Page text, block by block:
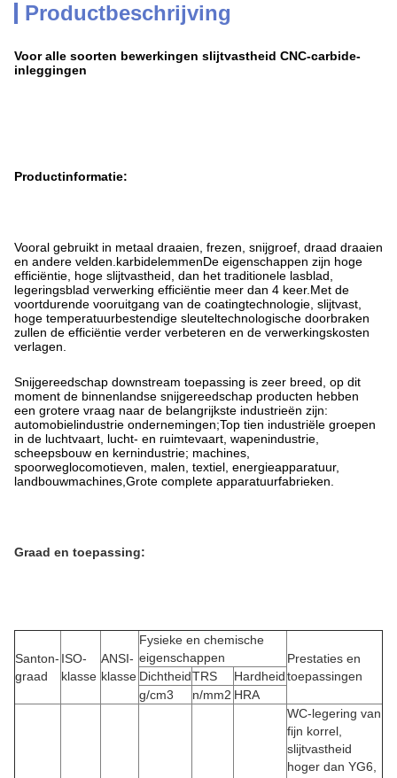
Productbeschrijving
Voor alle soorten bewerkingen slijtvastheid CNC-carbide-
inleggingen
Productinformatie:
Vooral gebruikt in metaal draaien, frezen, snijgroef, draad draaien
en andere velden.karbidelemmenDe eigenschappen zijn hoge
efficiëntie, hoge slijtvastheid, dan het traditionele lasblad,
legeringsblad verwerking efficiëntie meer dan 4 keer.Met de
voortdurende vooruitgang van de coatingtechnologie, slijtvast,
hoge temperatuurbestendige sleuteltechnologische doorbraken
zullen de efficiëntie verder verbeteren en de verwerkingskosten
verlagen.
Snijgereedschap downstream toepassing is zeer breed, op dit
moment de binnenlandse snijgereedschap producten hebben
een grotere vraag naar de belangrijkste industrieën zijn:
automobielindustrie ondernemingen;Top tien industriële groepen
in de luchtvaart, lucht- en ruimtevaart, wapenindustrie,
scheepsbouw en kernindustrie; machines,
spoorweglocomotieven, malen, textiel, energieapparatuur,
landbouwmachines,Grote complete apparatuurfabrieken.
Graad en toepassing:
Santon-
graad
ISO-
klasse
ANSI-
klasse
Fysieke en chemische
eigenschappen
Prestaties en
toepassingen
DichtheidTRS
Hardheid
g/cm3
n/mm2 HRA
WC-legering van
fijn korrel,
slijtvastheid
hoger dan YG6,